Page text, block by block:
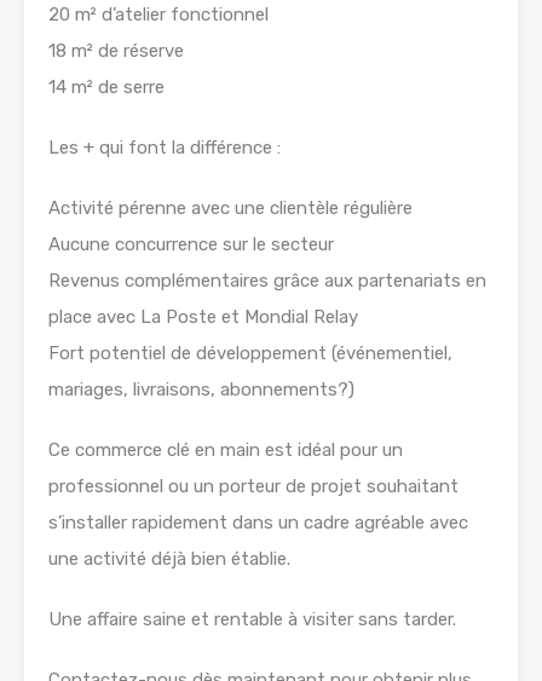
20 m² d’atelier fonctionnel
18 m² de réserve
14 m² de serre
Les + qui font la différence :
Activité pérenne avec une clientèle régulière
Aucune concurrence sur le secteur
Revenus complémentaires grâce aux partenariats en
place avec La Poste et Mondial Relay
Fort potentiel de développement (événementiel,
mariages, livraisons, abonnements?)
Ce commerce clé en main est idéal pour un
professionnel ou un porteur de projet souhaitant
s’installer rapidement dans un cadre agréable avec
une activité déjà bien établie.
Une affaire saine et rentable à visiter sans tarder.